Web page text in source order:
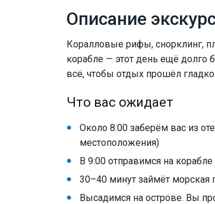
Описание
Коралловые рифы, снорклинг,
корабле — этот день ещё долго
всё, чтобы отдых прошёл
Что вас ожидает
Около 8:00 заберём вас из
местоположения)
В 9:00 отправимся на корабле
30–40 минут займёт морская
Высадимся на острове. Вы